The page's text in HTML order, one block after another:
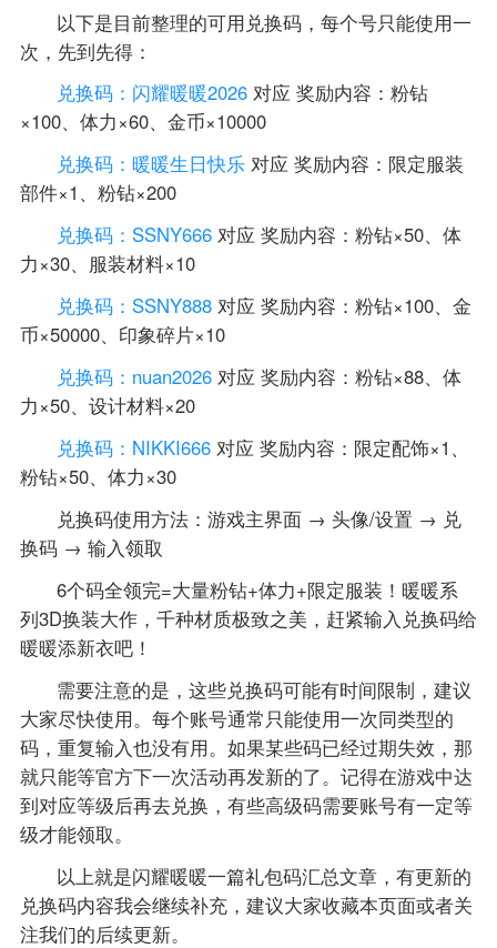
以下是目前整理的可用兑换码，每个号只能使用一
次，先到先得：
兑换码：闪耀暖暖2026 对应 奖励内容：粉钻
×100、体力×60、金币×10000
兑换码：暖暖生日快乐 对应 奖励内容：限定服装
部件×1、粉钻×200
兑换码：SSNY666 对应 奖励内容：粉钻×50、体
力×30、服装材料×10
兑换码：SSNY888 对应 奖励内容：粉钻×100、金
币×50000、印象碎片×10
兑换码：nuan2026 对应 奖励内容：粉钻×88、体
力×50、设计材料×20
兑换码：NIKKI666 对应 奖励内容：限定配饰×1、
粉钻×50、体力×30
兑换码使用方法：游戏主界面 → 头像/设置 → 兑
换码 → 输入领取
6个码全领完=大量粉钻+体力+限定服装！暖暖系
列3D换装大作，千种材质极致之美，赶紧输入兑换码给
暖暖添新衣吧！
需要注意的是，这些兑换码可能有时间限制，建议
大家尽快使用。每个账号通常只能使用一次同类型的
码，重复输入也没有用。如果某些码已经过期失效，那
就只能等官方下一次活动再发新的了。记得在游戏中达
到对应等级后再去兑换，有些高级码需要账号有一定等
级才能领取。
以上就是闪耀暖暖一篇礼包码汇总文章，有更新的
兑换码内容我会继续补充，建议大家收藏本页面或者关
注我们的后续更新。